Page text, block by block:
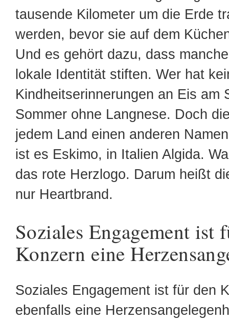
tausende Kilometer um die Erde
werden, bevor sie auf dem
Und es gehört dazu, dass
lokale Identität stiften. Wer hat
Kindheitserinnerungen an Eis am
Sommer ohne Langnese. Doch
jedem Land einen anderen
ist es Eskimo, in Italien Algida.
das rote Herzlogo. Darum heißt
nur Heartbrand.
Soziales Engagement ist
Konzern eine
Soziales Engagement ist für den
ebenfalls eine